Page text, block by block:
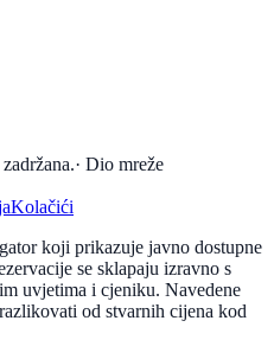
· Dio mreže
Kolačići
koji prikazuje javno dostupne
se sklapaju izravno s
uvjetima i cjeniku. Navedene
od stvarnih cijena kod